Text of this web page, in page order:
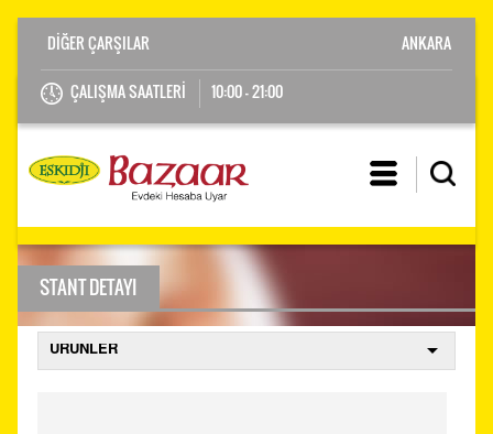
ÇALIŞMA SAATLERİ 10:00 - 21:00
ANKARA
STANT DETAYI